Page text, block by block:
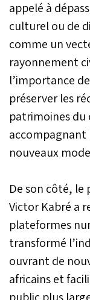
appelé à
culturel ou de
comme un
rayonnement
l’importance
préserver les
patrimoines
accompagnant
nouveaux
De son côté,
Victor Kabré a
plateformes
transformé
ouvrant de
africains et